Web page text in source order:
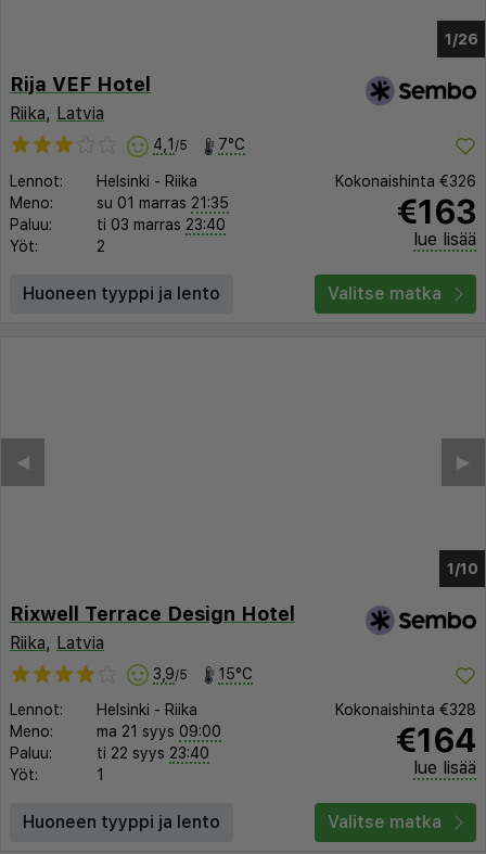
1/22
Rija VEF Hotel
Riika, Latvia
4,1 /5 7°C
Lennot: Helsinki - Riika
Meno:
su 01 marras 21:35
Paluu:
ti 03 marras 23:40
Yöt:
2
Kokonaishinta €326
€163
lue lisää
Huoneen tyyppi ja lento Valitse matka
1/4
▶︎
◀︎
Rixwell Terrace Design Hotel
Riika, Latvia
3,9/5 15°C
Lennot: Helsinki - Riika
Meno:
ma 21 syys 09:00
Paluu:
ti 22 syys 23:40
Yöt:
1
Kokonaishinta €328
€164
lue lisää
Huoneen tyyppi ja lento Valitse matka